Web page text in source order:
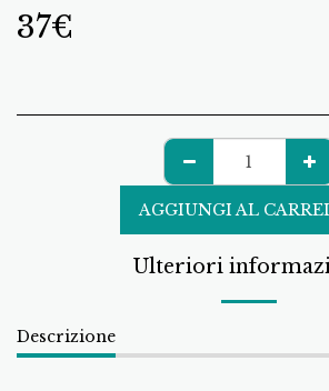
37€
AGGIUNGI AL
Ulteriori
Descrizione